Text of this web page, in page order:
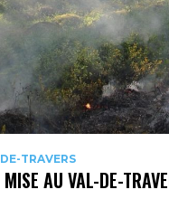
TRAVERS
AU VAL-DE-